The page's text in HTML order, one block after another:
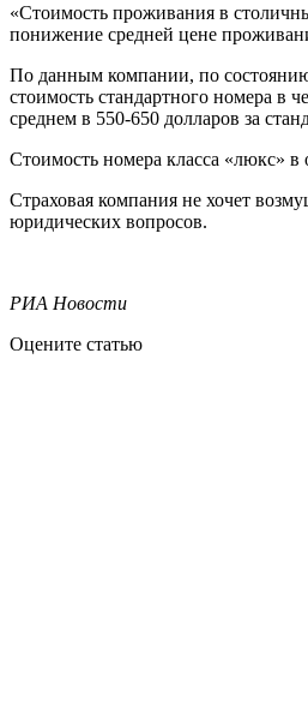
«Стоимость проживания в
понижение средней цене
По данным компании, по состоянию
стоимость стандартного номера в
среднем в 550-650 долларов за
Стоимость номера класса «люкс» в
Страховая компания не хочет
юридических вопросов.
РИА Новости
Оцените статью